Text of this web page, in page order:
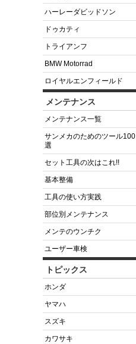
ハーレーダビッドソン
ドゥカティ
トライアンフ
BMW Motorrad
ロイヤルエンフィールド
メンテナンス
メンテナンス一覧
サンメカのためのツール100
選
セット工具の次はこれ!!
基本整備
工具の使い方実践
部位別メンテナンス
メンテのウンチク
ユーザー車検
トピックス
ホンダ
ヤマハ
スズキ
カワサキ